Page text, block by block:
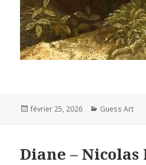
Posted
février 25, 2026 Categories
Guess Art
Diane – Nicolas